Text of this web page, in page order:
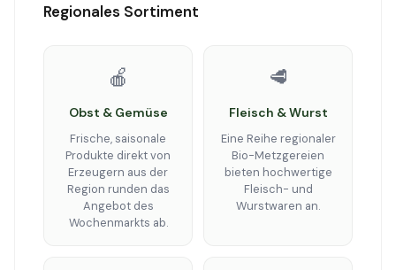
Regionales Sortiment
🍎
Obst & Gemüse
Frische, saisonale
Produkte direkt von
Erzeugern aus der
Region runden das
Angebot des
Wochenmarkts ab.
🥩
Fleisch & Wurst
Eine Reihe regionaler
Bio-Metzgereien
bieten hochwertige
Fleisch- und
Wurstwaren an.